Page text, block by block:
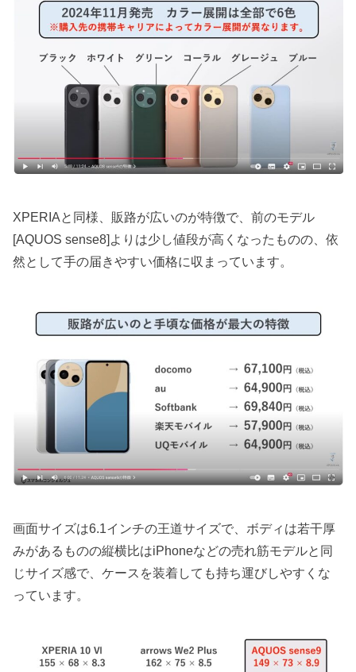
XPERIAと同様、販路が広いのが特徴で、前のモデル
[AQUOS sense8]よりは少し値段が高くなったものの、依
然として手の届きやすい価格に収まっています。
画面サイズは6.1インチの王道サイズで、ボディは若干厚
みがあるものの縦横比はiPhoneなどの売れ筋モデルと同
じサイズ感で、ケースを装着しても持ち運びしやすくな
っています。